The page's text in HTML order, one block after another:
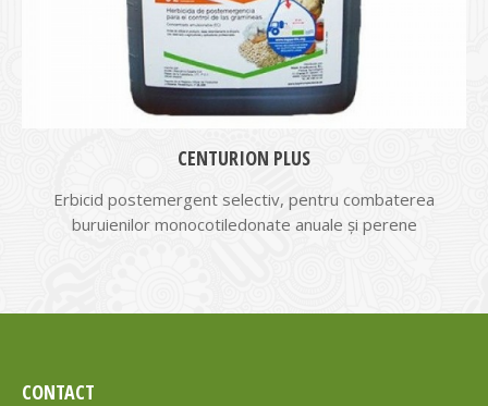
CENTURION PLUS
Erbicid postemergent selectiv, pentru combaterea
buruienilor mono­cotiledonate anuale și perene
CONTACT